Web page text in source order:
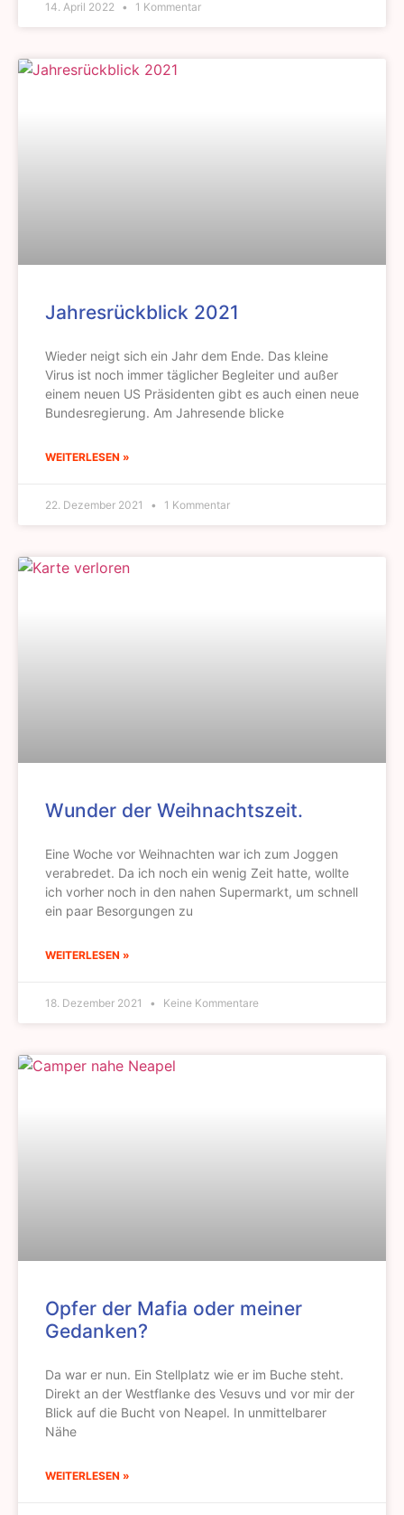
14. April 2022 1 Kommentar
Jahresrückblick 2021
Wieder neigt sich ein Jahr dem Ende. Das kleine
Virus ist noch immer täglicher Begleiter und außer
einem neuen US Präsidenten gibt es auch einen neue
Bundesregierung. Am Jahresende blicke
WEITERLESEN »
22. Dezember 2021 1 Kommentar
Wunder der Weihnachtszeit.
Eine Woche vor Weihnachten war ich zum Joggen
verabredet. Da ich noch ein wenig Zeit hatte, wollte
ich vorher noch in den nahen Supermarkt, um schnell
ein paar Besorgungen zu
WEITERLESEN »
18. Dezember 2021 Keine Kommentare
Opfer der Mafia oder meiner
Gedanken?
Da war er nun. Ein Stellplatz wie er im Buche steht.
Direkt an der Westflanke des Vesuvs und vor mir der
Blick auf die Bucht von Neapel. In unmittelbarer
Nähe
WEITERLESEN »